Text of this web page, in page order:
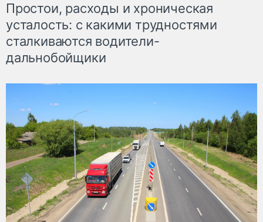
Простои, расходы и хроническая
усталость: с какими трудностями
сталкиваются водители-
дальнобойщики